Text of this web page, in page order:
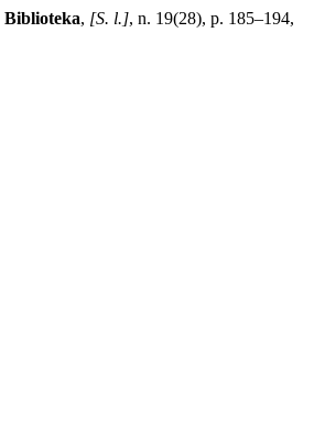
Biblioteka, [S. l.], n. 19(28), p. 185–194,